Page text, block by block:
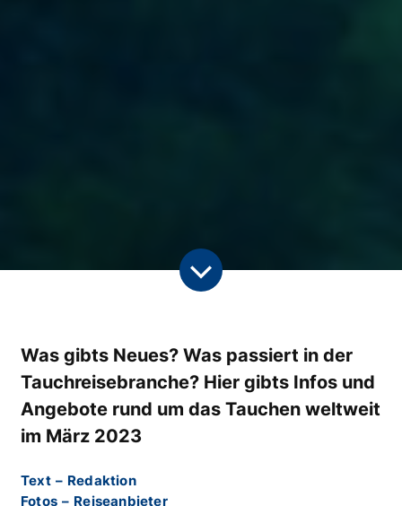
Was gibts Neues? Was passiert in der
Tauchreisebranche? Hier gibts Infos und
Angebote rund um das Tauchen weltweit
im März 2023
Text – Redaktion
Fotos – Reiseanbieter